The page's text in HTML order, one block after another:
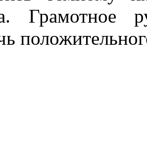
Грамотное